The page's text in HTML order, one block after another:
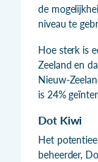
de
niveau te
Hoe sterk is
Zeeland en
Nieuw-
is 24%
Dot Kiwi
Het
beheerder,